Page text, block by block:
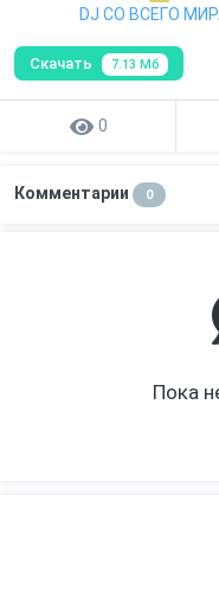
DJ СО ВСЕГО
Скачать 7.13 Мб
0
Комментарии 0
Пока